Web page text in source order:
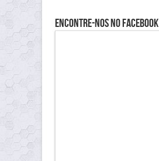
Encontre-nos no Facebook